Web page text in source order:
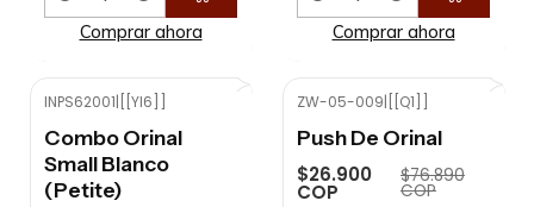
Cantidad
Comprar ahora
Cantidad
Comprar ahora
INPS62001| [[YI6]]
Combo Orinal
Small Blanco
(Petite)
ZW-05-009| [[Q1]]
Push De Orinal
$26.900
COP
$76.890
COP